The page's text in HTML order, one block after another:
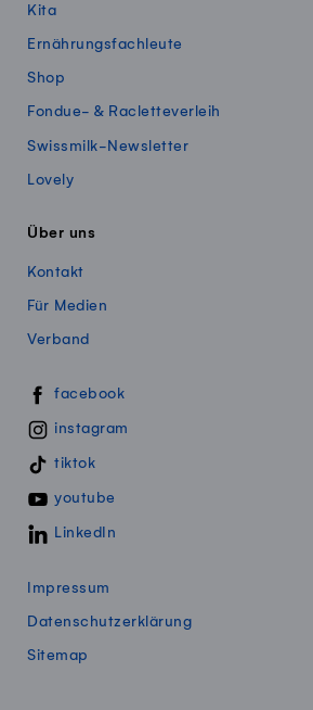
Kita
Ernährungsfachleute
Shop
Fondue- & Racletteverleih
Swissmilk-Newsletter
Lovely
Über uns
Kontakt
Für Medien
Verband
Swissmillk auf Social Media
facebook
instagram
tiktok
youtube
LinkedIn
Impressum
Datenschutzerklärung
Sitemap